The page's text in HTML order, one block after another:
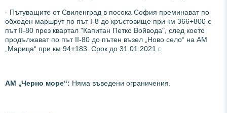
- Пътуващите от Свиленград в посока София преминават по
обходен маршрут по път I-8 до кръстовище при км 366+800 с
път II-80 през квартал "Капитан Петко Войвода", след което
продължават по път II-80 до пътен възел „Ново село“ на АМ
„Марица“ при км 94+183. Срок до 31.01.2021 г.
АМ „Черно море“: Няма въведени ограничения.